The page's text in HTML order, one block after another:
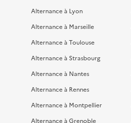
Alternance à Lyon
Alternance à Marseille
Alternance à Toulouse
Alternance à Strasbourg
Alternance à Nantes
Alternance à Rennes
Alternance à Montpellier
Alternance à Grenoble